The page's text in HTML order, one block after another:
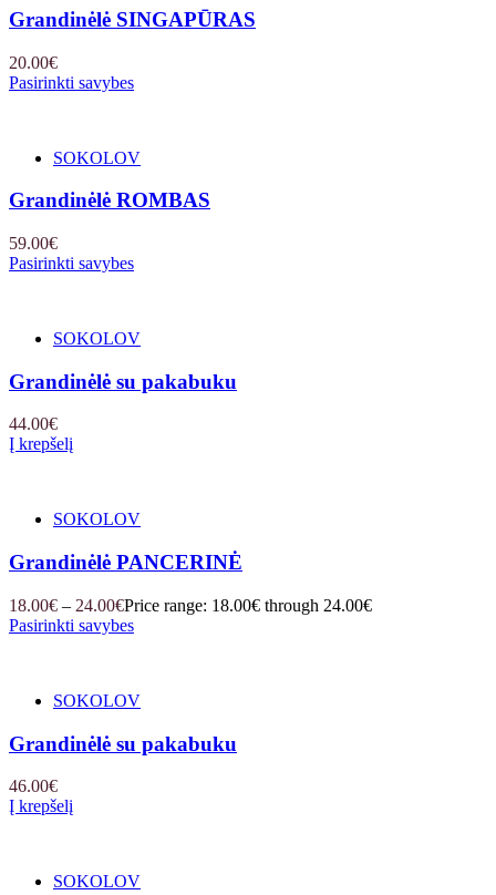
Grandinėlė SINGAPŪRAS
20.00€
Pasirinkti savybes
SOKOLOV
Grandinėlė ROMBAS
59.00€
Pasirinkti savybes
SOKOLOV
Grandinėlė su pakabuku
44.00€
Į krepšelį
SOKOLOV
Grandinėlė PANCERINĖ
18.00€ – 24.00€Price range: 18.00€ through 24.00€
Pasirinkti savybes
SOKOLOV
Grandinėlė su pakabuku
46.00€
Į krepšelį
SOKOLOV